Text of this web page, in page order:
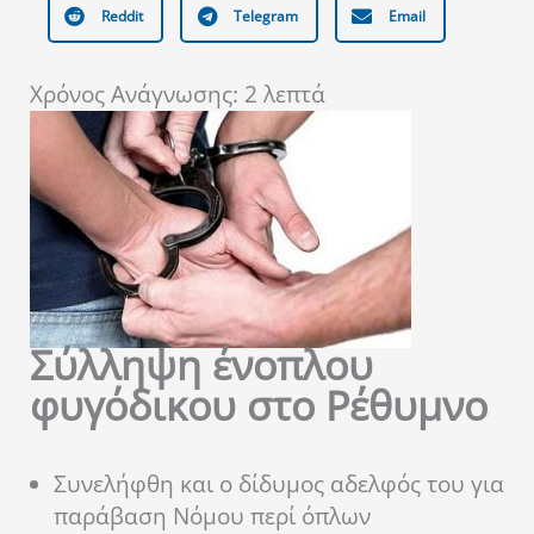
Reddit Telegram Email
Χρόνος Ανάγνωσης: 2 λεπτά
Σύλληψη ένοπλου
φυγόδικου στο Ρέθυμνο
Συνελήφθη και ο δίδυμος αδελφός του για
παράβαση Νόμου περί όπλων